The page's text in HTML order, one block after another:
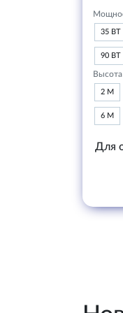
35 ВТ
90 ВТ
2 М
6 М
Для